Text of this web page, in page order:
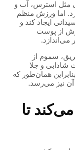
مثل استرس، آب و
اما ورزش منظم
ایجاد کند و
از پوست
می‌اندازد.
سموم از
شادابی و جلا
همان‌طور که
نیز می‌رسد.
تا